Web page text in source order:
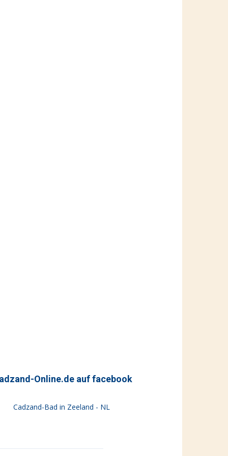
Online.de auf facebook
Cadzand-Bad in Zeeland - NL